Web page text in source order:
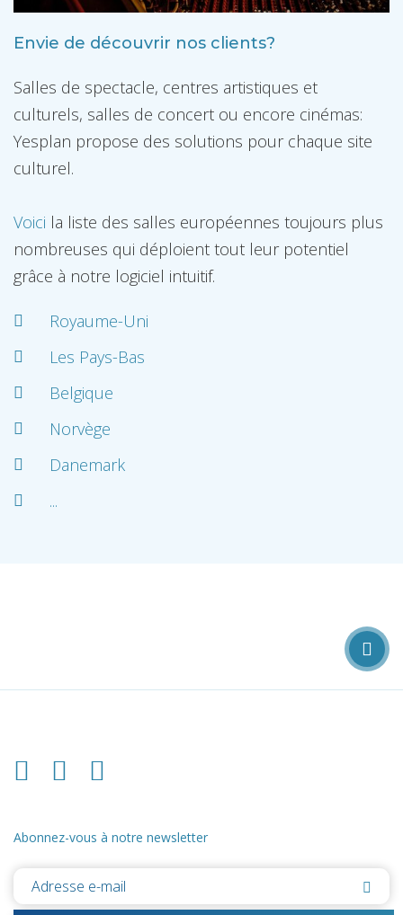
Envie de découvrir nos clients?
Salles de spectacle, centres artistiques et
culturels, salles de concert ou encore cinémas:
Yesplan propose des solutions pour chaque site
culturel.
Voici la liste des salles européennes toujours plus
nombreuses qui déploient tout leur potentiel
grâce à notre logiciel intuitif.
Royaume-Uni
Les Pays-Bas
Belgique
Norvège
Danemark
...
Abonnez-vous à notre newsletter